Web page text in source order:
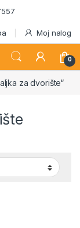
Moj nalog
0
za dvorište“